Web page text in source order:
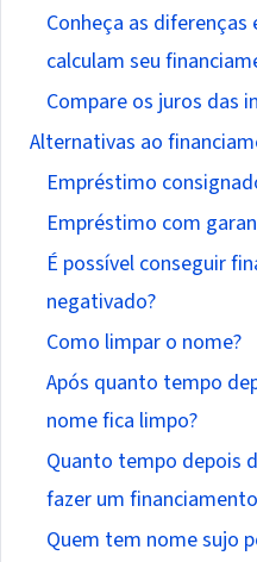
Conheça as
calculam seu
Compare os juros das
Alternativas ao
Empréstimo
Empréstimo com
É possível conseguir
negativado?
Como limpar o nome?
Após quanto tempo
nome fica limpo?
Quanto tempo depois
fazer um
Quem tem nome sujo